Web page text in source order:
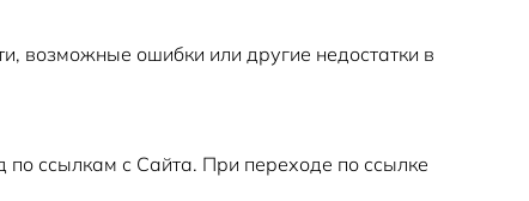
возможные ошибки или другие недостатки в
по ссылкам с Сайта. При переходе по ссылке